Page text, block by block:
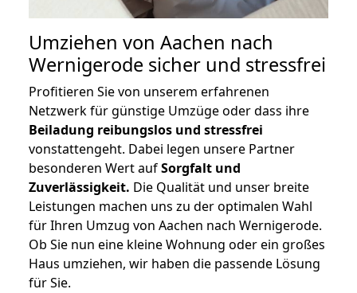
Umziehen von Aachen nach
Wernigerode sicher und stressfrei
Profitieren Sie von unserem erfahrenen
Netzwerk für günstige Umzüge oder dass ihre
Beiladung reibungslos und stressfrei
vonstattengeht. Dabei legen unsere Partner
besonderen Wert aufSorgfalt und
Zuverlässigkeit. Die Qualität und unser breite
Leistungen machen uns zu der optimalen Wahl
für Ihren Umzug von Aachen nach Wernigerode.
Ob Sie nun eine kleine Wohnung oder ein großes
Haus umziehen, wir haben die passende Lösung
für Sie.